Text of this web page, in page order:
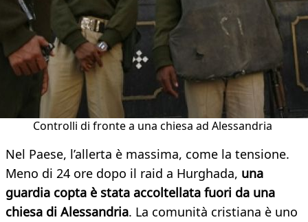
Controlli di fronte a una chiesa ad Alessandria
Nel Paese, l’allerta è massima, come la tensione.
Meno di 24 ore dopo il raid a Hurghada, una
guardia copta è stata accoltellata fuori da una
chiesa di Alessandria. La comunità cristiana è uno